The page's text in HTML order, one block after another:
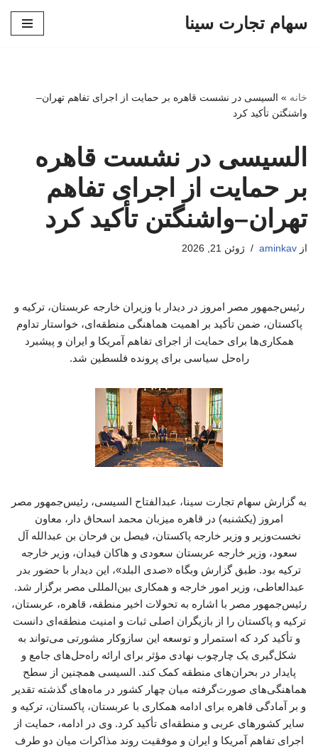
سهام تجارت سینا
خانه » السیسی در نشست قاهره بر حمایت از اجرای تفاهم تهران–
واشنگتن تأکید کرد
السیسی در نشست قاهره
بر حمایت از اجرای تفاهم
تهران–واشنگتن تأکید کرد
از aminkav ژوئن 21, 2026
رئیس‌جمهور مصر امروز در دیدار با وزیران خارجه عربستان، ترکیه و
پاکستان، ضمن تأکید بر اهمیت هماهنگی منطقه‌ای، خواستار تداوم
همکاری‌ها برای حمایت از اجرای تفاهم آمریکا و ایران و پیشبرد
راه‌حل سیاسی برای پرونده فلسطین شد.
به گزارش سهام تجارت سینا، عبدالفتاح السیسی، رئیس‌جمهور مصر
امروز (یکشنبه) در قاهره میزبان محمد اسحاق دار، معاون
نخست‌وزیر و وزیر خارجه پاکستان، فیصل بن فرحان بن عبدالله آل
سعود، وزیر خارجه عربستان سعودی و هاکان فیدان، وزیر خارجه
ترکیه بود. طبق گزارش وبگاه «صدی البلد»، این دیدار با حضور بدر
عبدالعاطی، وزیر امور خارجه و همکاری بین‌المللی مصر برگزار شد.
رئیس‌جمهور مصر با اشاره به تحولات اخیر منطقه، قاهره، عربستان،
ترکیه و پاکستان را از بازیگران اصلی ثبات و امنیت منطقه‌ای دانست
و تأکید کرد که استمرار و توسعه این سازوکار مشورتی می‌تواند به
شکل‌گیری یک چارچوب نهادی مؤثر برای ارائه راه‌حل‌های جامع و
پایدار در بحران‌های منطقه کمک کند. السیسی همچنین از سطح
هماهنگی‌های صورت‌گرفته میان چهار کشور در ماه‌های گذشته تقدیر
و بر آمادگی قاهره برای ادامه همکاری با عربستان، پاکستان، ترکیه و
سایر کشورهای عربی و منطقه‌ای تأکید کرد. وی در ادامه، حمایت از
اجرای تفاهم آمریکا و ایران و موفقیت روند مذاکرات میان دو طرف